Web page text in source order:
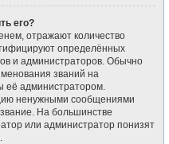
его?
отражают количество
определённых
и администраторов. Обычно
званий на
её администратором.
ненужными сообщениями
На большинстве
или администратор понизят